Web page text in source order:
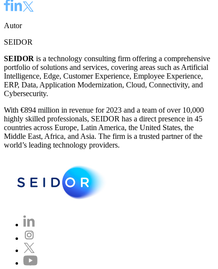
Autor
SEIDOR
SEIDOR is a technology consulting firm offering a comprehensive
portfolio of solutions and services, covering areas such as Artificial
Intelligence, Edge, Customer Experience, Employee Experience,
ERP, Data, Application Modernization, Cloud, Connectivity, and
Cybersecurity.
With €894 million in revenue for 2023 and a team of over 10,000
highly skilled professionals, SEIDOR has a direct presence in 45
countries across Europe, Latin America, the United States, the
Middle East, Africa, and Asia. The firm is a trusted partner of the
world’s leading technology providers.